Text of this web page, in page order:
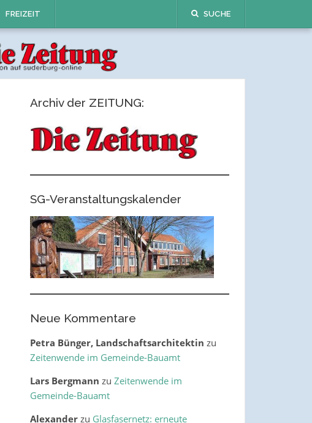
FREIZEIT SUCHE
Archiv der ZEITUNG:
SG-Veranstaltungskalender
Neue Kommentare
Petra Bünger, Landschaftsarchitektin zu
Zeitenwende im Gemeinde-Bauamt
Lars Bergmann zu Zeitenwende im
Gemeinde-Bauamt
Alexanderzu Glasfasernetz: erneute